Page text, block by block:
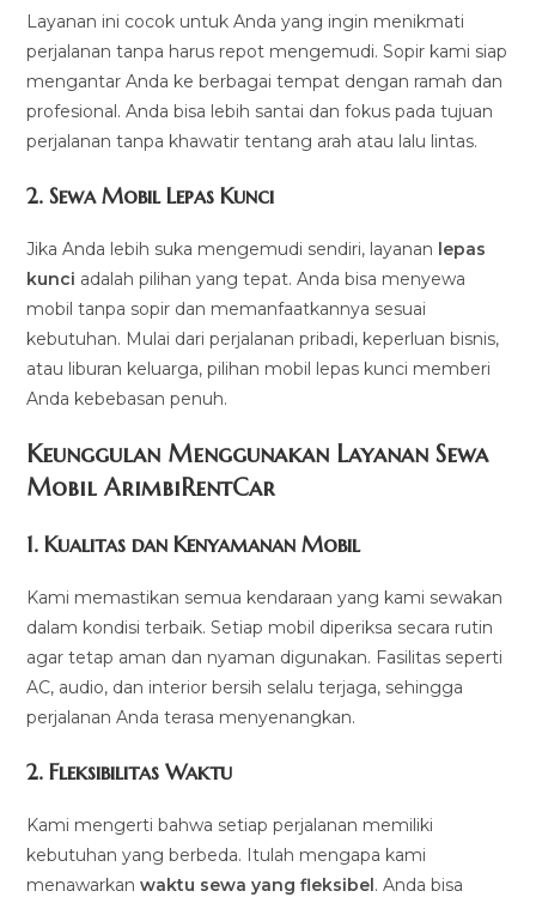
Layanan ini cocok untuk Anda yang ingin menikmati
perjalanan tanpa harus repot mengemudi. Sopir kami siap
mengantar Anda ke berbagai tempat dengan ramah dan
profesional. Anda bisa lebih santai dan fokus pada tujuan
perjalanan tanpa khawatir tentang arah atau lalu lintas.
2.Sewa Mobil Lepas Kunci
Jika Anda lebih suka mengemudi sendiri, layanan lepas
kunci adalah pilihan yang tepat. Anda bisa menyewa
mobil tanpa sopir dan memanfaatkannya sesuai
kebutuhan. Mulai dari perjalanan pribadi, keperluan bisnis,
atau liburan keluarga, pilihan mobil lepas kunci memberi
Anda kebebasan penuh.
Keunggulan Menggunakan Layanan Sewa
Mobil ArimbiRentCar
1.Kualitas dan Kenyamanan Mobil
Kami memastikan semua kendaraan yang kami sewakan
dalam kondisi terbaik. Setiap mobil diperiksa secara rutin
agar tetap aman dan nyaman digunakan. Fasilitas seperti
AC, audio, dan interior bersih selalu terjaga, sehingga
perjalanan Anda terasa menyenangkan.
2.Fleksibilitas Waktu
Kami mengerti bahwa setiap perjalanan memiliki
kebutuhan yang berbeda. Itulah mengapa kami
menawarkanwaktu sewa yang fleksibel. Anda bisa